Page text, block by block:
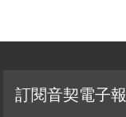
訂閱音契電子報